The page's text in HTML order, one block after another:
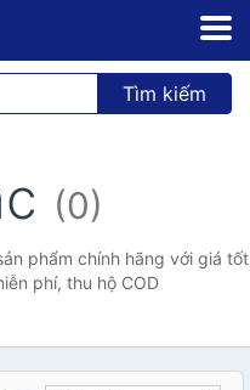
Tìm kiếm
(0)
phẩm chính hãng với giá tốt
phí, thu hộ COD